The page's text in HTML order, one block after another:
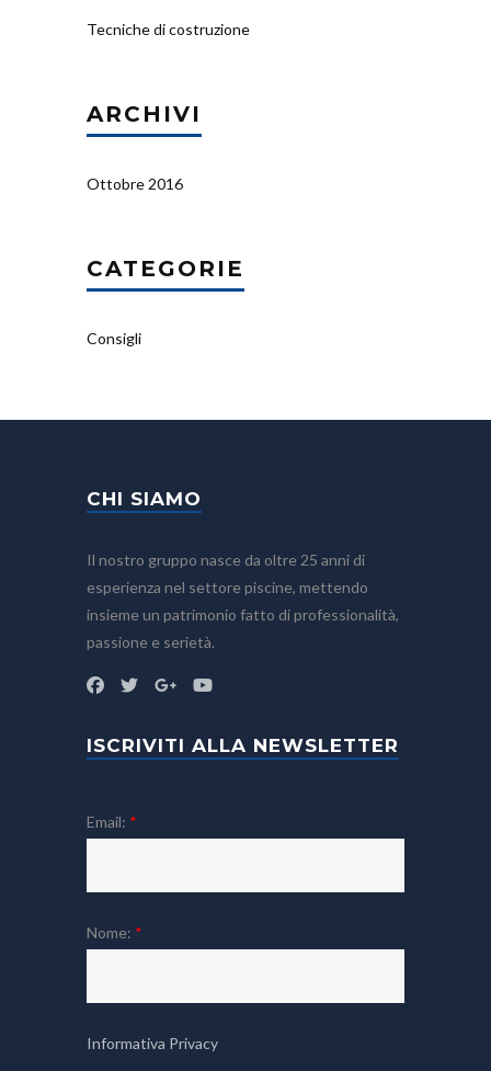
Tecniche di costruzione
ARCHIVI
Ottobre 2016
CATEGORIE
Consigli
CHI SIAMO
Il nostro gruppo nasce da oltre 25 anni di
esperienza nel settore piscine, mettendo
insieme un patrimonio fatto di professionalità,
passione e serietà.
ISCRIVITI ALLA NEWSLETTER
Email: *
Nome: *
Informativa Privacy